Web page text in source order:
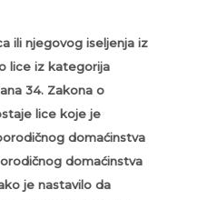
ili njegovog iseljenja iz
lice iz kategorija
34. Zakona o
lice koje je
domaćinstva
domaćinstva
je nastavilo da